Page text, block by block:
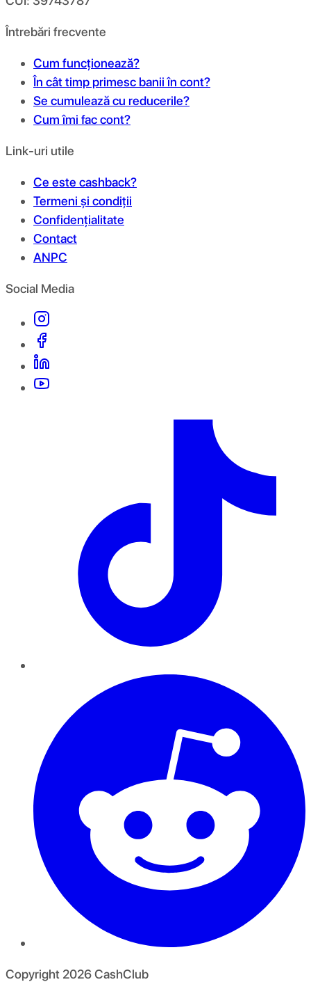
Întrebări frecvente
Cum funcționează?
În cât timp primesc banii în cont?
Se cumulează cu reducerile?
Cum îmi fac cont?
Link-uri utile
Ce este cashback?
Termeni și condiții
Confidențialitate
Contact
ANPC
Social Media
Copyright 2026CashClub